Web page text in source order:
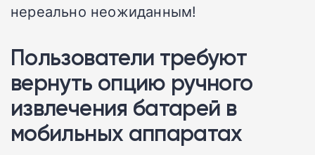
нереально неожиданным!
Пользователи требуют
вернуть опцию ручного
извлечения батарей в
мобильных аппаратах